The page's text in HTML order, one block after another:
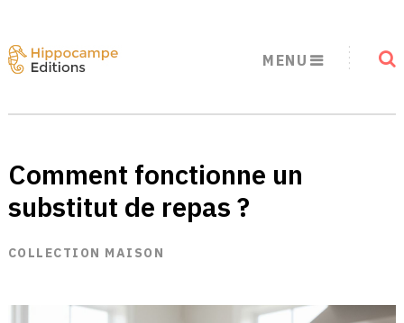
MENU
Comment fonctionne un
substitut de repas ?
COLLECTION MAISON